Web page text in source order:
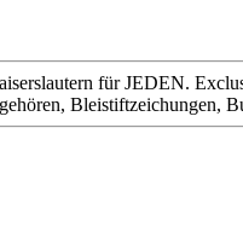
für JEDEN.
Bleistiftzeichungen,